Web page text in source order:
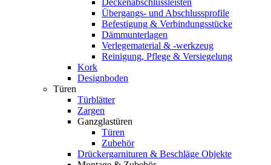
Deckenabschlussleisten
Übergangs- und Abschlussprofile
Befestigung & Verbindungsstücke
Dämmunterlagen
Verlegematerial & -werkzeug
Reinigung, Pflege & Versiegelung
Kork
Designboden
Türen
Türblätter
Zargen
Ganzglastüren
Türen
Zubehör
Drückergarnituren & Beschläge Objekte